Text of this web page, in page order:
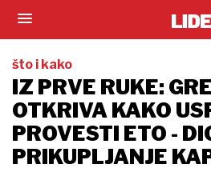
što i kako
IZ PRVE RUKE:
OTKRIVA KAKO
PROVESTI ETO -
PRIKUPLJANJE